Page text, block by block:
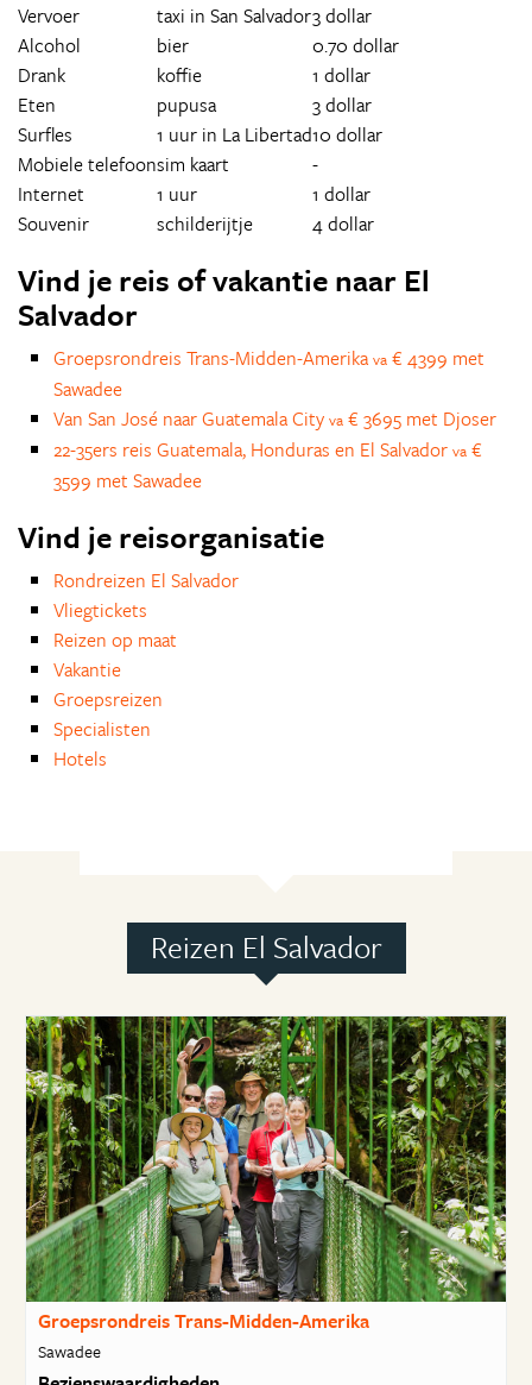
Vervoer
taxi in San Salvador3 dollar
Alcohol
bier
0.70 dollar
Drank
koffie
1 dollar
Eten
pupusa
3 dollar
Surfles
1 uur in La Libertad10 dollar
Mobiele telefoonsim kaart
-
Internet
1 uur
1 dollar
Souvenir
schilderijtje 4 dollar
Vind je reis of vakantie naar El
Salvador
Groepsrondreis Trans-Midden-Amerika va € 4399 met
Sawadee
Van San José naar Guatemala City va € 3695 met Djoser
22-35ers reis Guatemala, Honduras en El Salvador va €
3599 met Sawadee
Vind je reisorganisatie
Rondreizen El Salvador
Vliegtickets
Reizen op maat
Vakantie
Groepsreizen
Specialisten
Hotels
Reizen El Salvador
Groepsrondreis Trans-Midden-Amerika
Sawadee